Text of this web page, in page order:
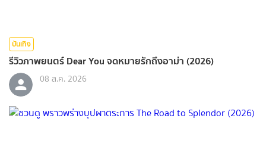
บันเทิง
รีวิวภาพยนตร์ Dear You จดหมายรักถึงอาม่า (2026)
08 ส.ค. 2026